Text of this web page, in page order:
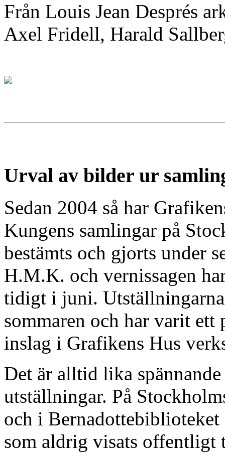
Från Louis Jean Després
Axel Fridell, Harald
Urval av bilder ur
Sedan 2004 så har
Kungens samlingar på
bestämts och gjorts under
H.M.K. och vernissagen
tidigt i juni. Utställningarna
sommaren och har varit
inslag i Grafikens Hus
Det är alltid lika
utställningar. På
och i
som aldrig visats offentligt